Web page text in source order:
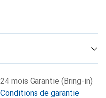
24 mois Garantie (Bring-in)
Conditions de garantie